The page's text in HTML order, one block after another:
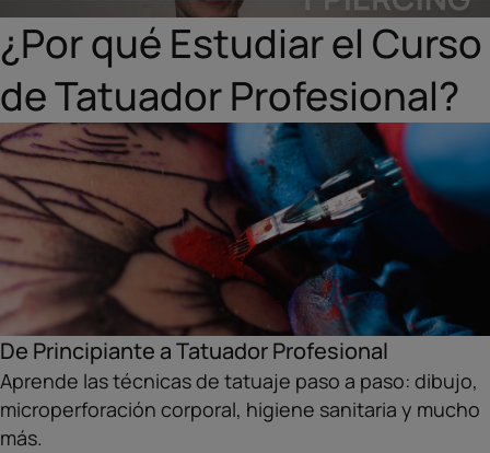
¿Por qué Estudiar el Curso
de Tatuador Profesional?
De Principiante a Tatuador Profesional
Aprende las técnicas de tatuaje paso a paso: dibujo,
microperforación corporal, higiene sanitaria y mucho
más.